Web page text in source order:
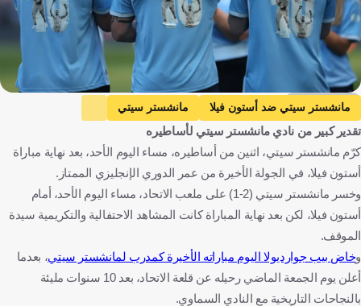
Getty Images
مانشستر سيتي ضد أستون فيلا
مانشستر سيتي
أستون فيلا
الدوري الإنجليزي الممتاز
ايديرسون
إلكاي جوندوجان إنجلترا إسبانيا
البرازيل
ألمانيا
كرة قدم
تقدير كبير من نادي مانشستر سيتي لأساطيره
كرّم مانشستر سيتي، اثنين من أساطيره، مساء اليوم الأحد، بعد نهاية مباراة
أستون فيلا، في الجولة الأخيرة من عمر الدوري الإنجليزي الممتاز.
وخسر مانشستر سيتي (2-1) على ملعب الاتحاد، مساء اليوم الأحد، أمام
أستون فيلا، لكن بعد نهاية المباراة كانت المشاهد الاحتفالية والتكريمية سيدة
الموقف.
وخاض بيب جوارديولا اليوم مباراته الأخيرة كمدرب لمانشستر سيتي، بعدما
أعلن يوم الجمعة الماضي رحيله عن قلعة الاتحاد، بعد 10 سنوات مليئة
بالنجاحات التاريخية مع النادي السماوي.